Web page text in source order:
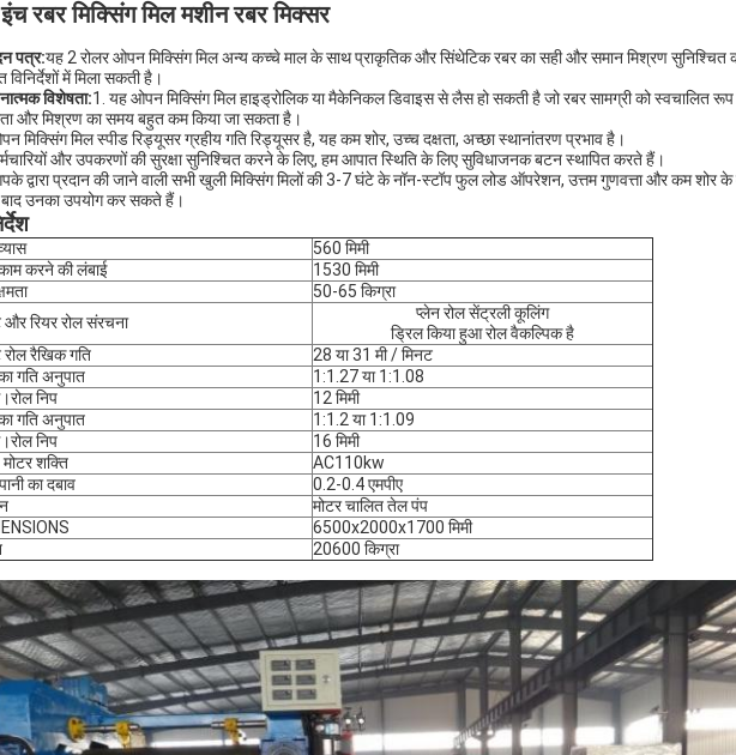
रबर मिक्सिंग मिल मशीन रबर मिक्सर
पत्र:यह 2 रोलर ओपन मिक्सिंग मिल अन्य कच्चे माल के साथ प्राकृतिक और सिंथेटिक रबर का सही और समान मिश्रण सुनिश्चित
विनिर्देशों में मिला सकती है।
विशेषता:1. यह ओपन मिक्सिंग मिल हाइड्रोलिक या मैकेनिकल डिवाइस से लैस हो सकती है जो रबर सामग्री को स्वचालित
और मिश्रण का समय बहुत कम किया जा सकता है।
मिक्सिंग मिल स्पीड रिड्यूसर ग्रहीय गति रिड्यूसर है, यह कम शोर, उच्च दक्षता, अच्छा स्थानांतरण प्रभाव है।
और उपकरणों की सुरक्षा सुनिश्चित करने के लिए, हम आपात स्थिति के लिए सुविधाजनक बटन स्थापित करते हैं।
द्वारा प्रदान की जाने वाली सभी खुली मिक्सिंग मिलों की 3-7 घंटे के नॉन-स्टॉप फुल लोड ऑपरेशन, उत्तम गुणवत्ता और कम शोर
उनका उपयोग कर सकते हैं।
560 मिमी
करने की लंबाई
1530 मिमी
50-65 किग्रा
रियर रोल संरचना
प्लेन रोल सेंट्रली कूलिंग
ड्रिल किया हुआ रोल वैकल्पिक है
रैखिक गति
28 या 31 मी / मिनट
गति अनुपात
1:1.27 या 1:1.08
निप
12 मिमी
गति अनुपात
1:1.2 या 1:1.09
निप
16 मिमी
शक्ति
AC110kw
का दबाव
0.2-0.4 एमपीए
मोटर चालित तेल पंप
6500x2000x1700 मिमी
20600 किग्रा